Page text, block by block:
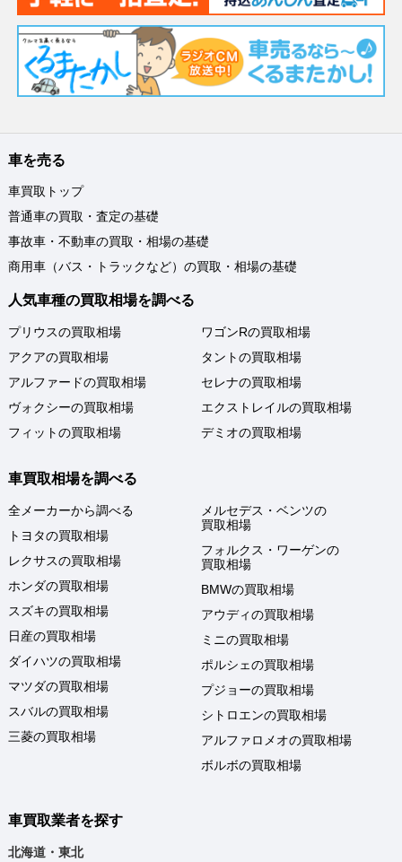
車を売る
車買取トップ
普通車の買取・査定の基礎
事故車・不動車の買取・相場の基礎
商用車（バス・トラックなど）の買取・相場の基礎
人気車種の買取相場を調べる
プリウスの買取相場
アクアの買取相場
アルファードの買取相場
ヴォクシーの買取相場
フィットの買取相場
ワゴンRの買取相場
タントの買取相場
セレナの買取相場
エクストレイルの買取相場
デミオの買取相場
車買取相場を調べる
全メーカーから調べる
トヨタの買取相場
レクサスの買取相場
ホンダの買取相場
スズキの買取相場
日産の買取相場
ダイハツの買取相場
マツダの買取相場
スバルの買取相場
三菱の買取相場
メルセデス・ベンツの
買取相場
フォルクス・ワーゲンの
買取相場
BMWの買取相場
アウディの買取相場
ミニの買取相場
ポルシェの買取相場
プジョーの買取相場
シトロエンの買取相場
アルファロメオの買取相場
ボルボの買取相場
車買取業者を探す
北海道・東北